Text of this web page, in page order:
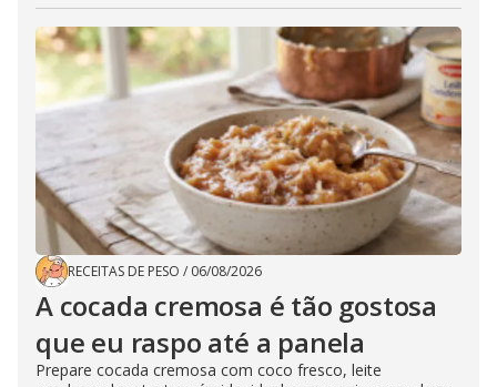
RECEITAS DE PESO / 06/08/2026
A cocada cremosa é tão gostosa
que eu raspo até a panela
Prepare cocada cremosa com coco fresco, leite